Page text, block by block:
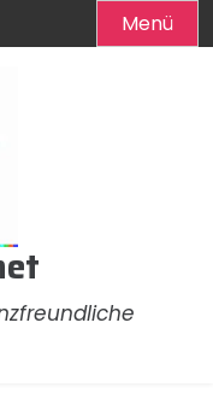
Menü